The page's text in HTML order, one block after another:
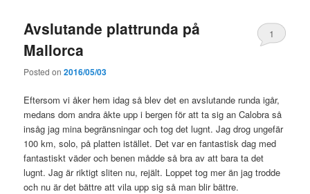
Avslutande plattrunda på
Mallorca
Posted on2016/05/03
1
Eftersom vi åker hem idag så blev det en avslutande runda igår,
medans dom andra åkte upp i bergen för att ta sig an Calobra så
insåg jag mina begränsningar och tog det lugnt. Jag drog ungefär
100 km, solo, på platten istället. Det var en fantastisk dag med
fantastiskt väder och benen mådde så bra av att bara ta det
lugnt. Jag är riktigt sliten nu, rejält. Loppet tog mer än jag trodde
och nu är det bättre att vila upp sig så man blir bättre.